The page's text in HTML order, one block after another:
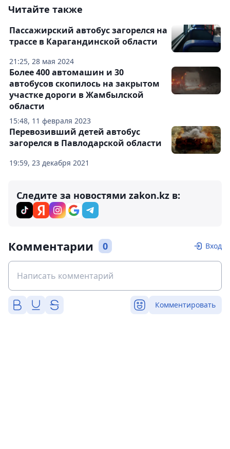
Читайте также
21:25, 28 мая 2024
Пассажирский автобус загорелся на
трассе в Карагандинской области
15:48, 11 февраля 2023
Более 400 автомашин и 30
автобусов скопилось на закрытом
участке дороги в Жамбылской
области
19:59, 23 декабря 2021
Перевозивший детей автобус
загорелся в Павлодарской области
Следите за новостями zakon.kz в:
Комментарии 0 Вход
Комментировать